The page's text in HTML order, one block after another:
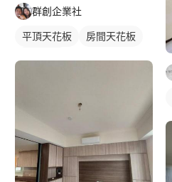
群創企業社
平頂天花板
房間天花板